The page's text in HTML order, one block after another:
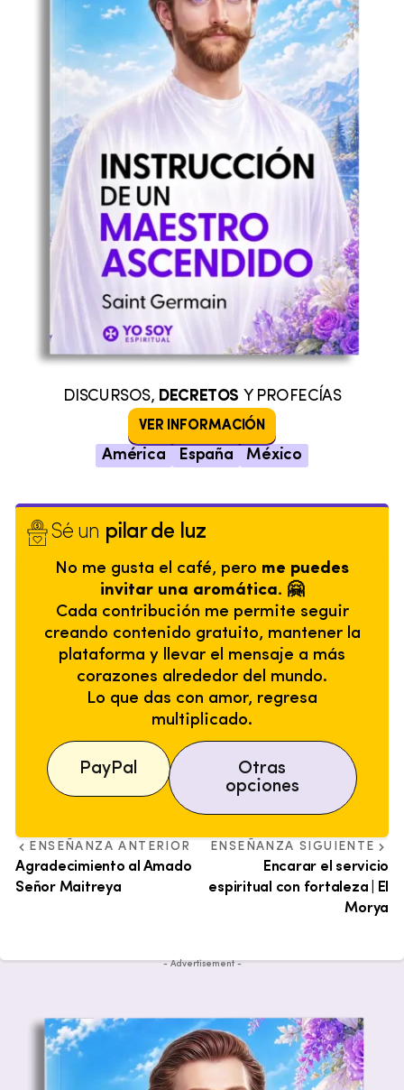
DISCURSOS, DECRETOS Y PROFECÍAS
VER INFORMACIÓN
América España México
Sé un pilar de luz
No me gusta el café, pero me puedes
invitar una aromática. 🤗
Cada contribución me permite seguir
creando contenido gratuito, mantener la
plataforma y llevar el mensaje a más
corazones alrededor del mundo.
Lo que das con amor, regresa
multiplicado.
PayPal
Otras
opciones
ENSEÑANZA ANTERIOR
Agradecimiento al Amado
Señor Maitreya
ENSEÑANZA SIGUIENTE
Encarar el servicio
espiritual con fortaleza | El
Morya
- Advertisement -